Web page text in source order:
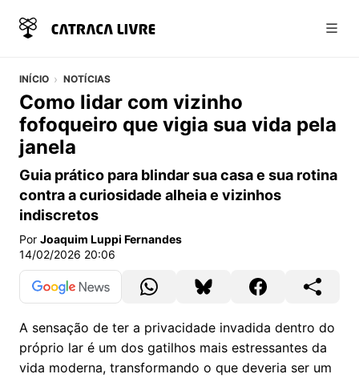
INÍCIO NOTÍCIAS
Como lidar com vizinho
fofoqueiro que vigia sua vida pela
janela
Guia prático para blindar sua casa e sua rotina
contra a curiosidade alheia e vizinhos
indiscretos
Por Joaquim Luppi Fernandes
14/02/2026 20:06
A sensação de ter a privacidade invadida dentro do
próprio lar é um dos gatilhos mais estressantes da
vida moderna, transformando o que deveria ser um